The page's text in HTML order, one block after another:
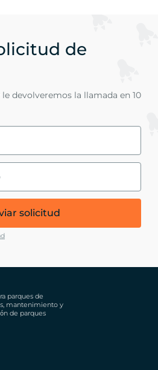
de
devolveremos la llamada en 10
solicitud
parques de
mantenimiento y
de parques